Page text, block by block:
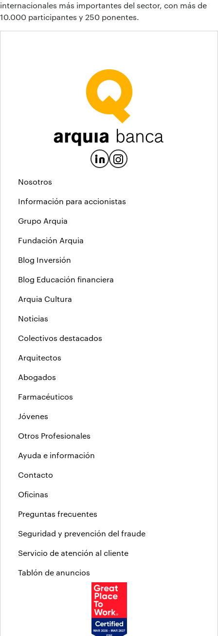
internacionales más importantes del sector, con más de
10.000 participantes y 250 ponentes.
Nosotros
Información para accionistas
Grupo Arquia
Fundación Arquia
Blog Inversión
Blog Educación financiera
Arquia Cultura
Noticias
Colectivos destacados
Arquitectos
Abogados
Farmacéuticos
Jóvenes
Otros Profesionales
Ayuda e información
Contacto
Oficinas
Preguntas frecuentes
Seguridad y prevención del fraude
Servicio de atención al cliente
Tablón de anuncios